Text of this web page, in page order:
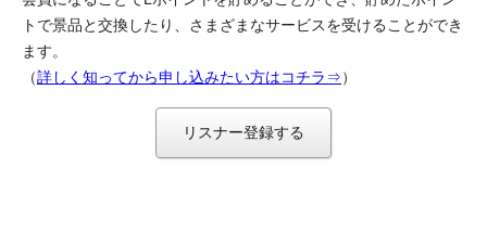
トで景品と交換したり、さまざまなサービスを受けることができ
ます。
（詳しく知ってから申し込みたい方はコチラ⇒）
リスナー登録する